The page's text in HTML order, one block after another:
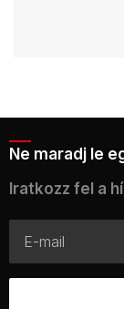
Ne maradj le
Iratkozz fel a